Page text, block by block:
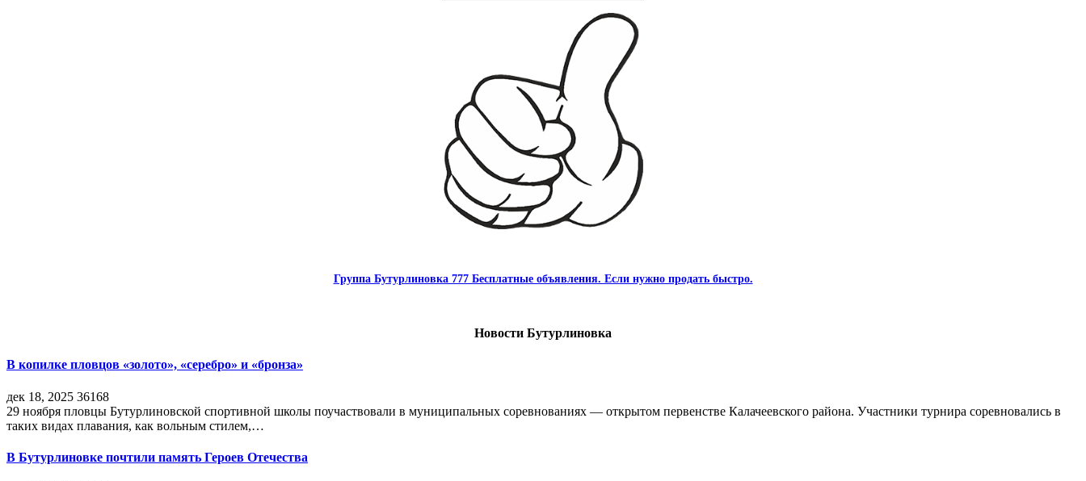
Группа Бутурлиновка 777 Бесплатные объявления. Если нужно продать быстро.
Новости Бутурлиновка
В копилке пловцов «золото», «серебро» и «бронза»
дек 18, 2025 36168
29 ноября пловцы Бутурлиновской спортивной школы поучаствовали в муниципальных соревнованиях — открытом первенстве Калачеевского района. Участники турнира соревновались в
таких видах плавания, как вольным стилем,…
В Бутурлиновке почтили память Героев Отечества